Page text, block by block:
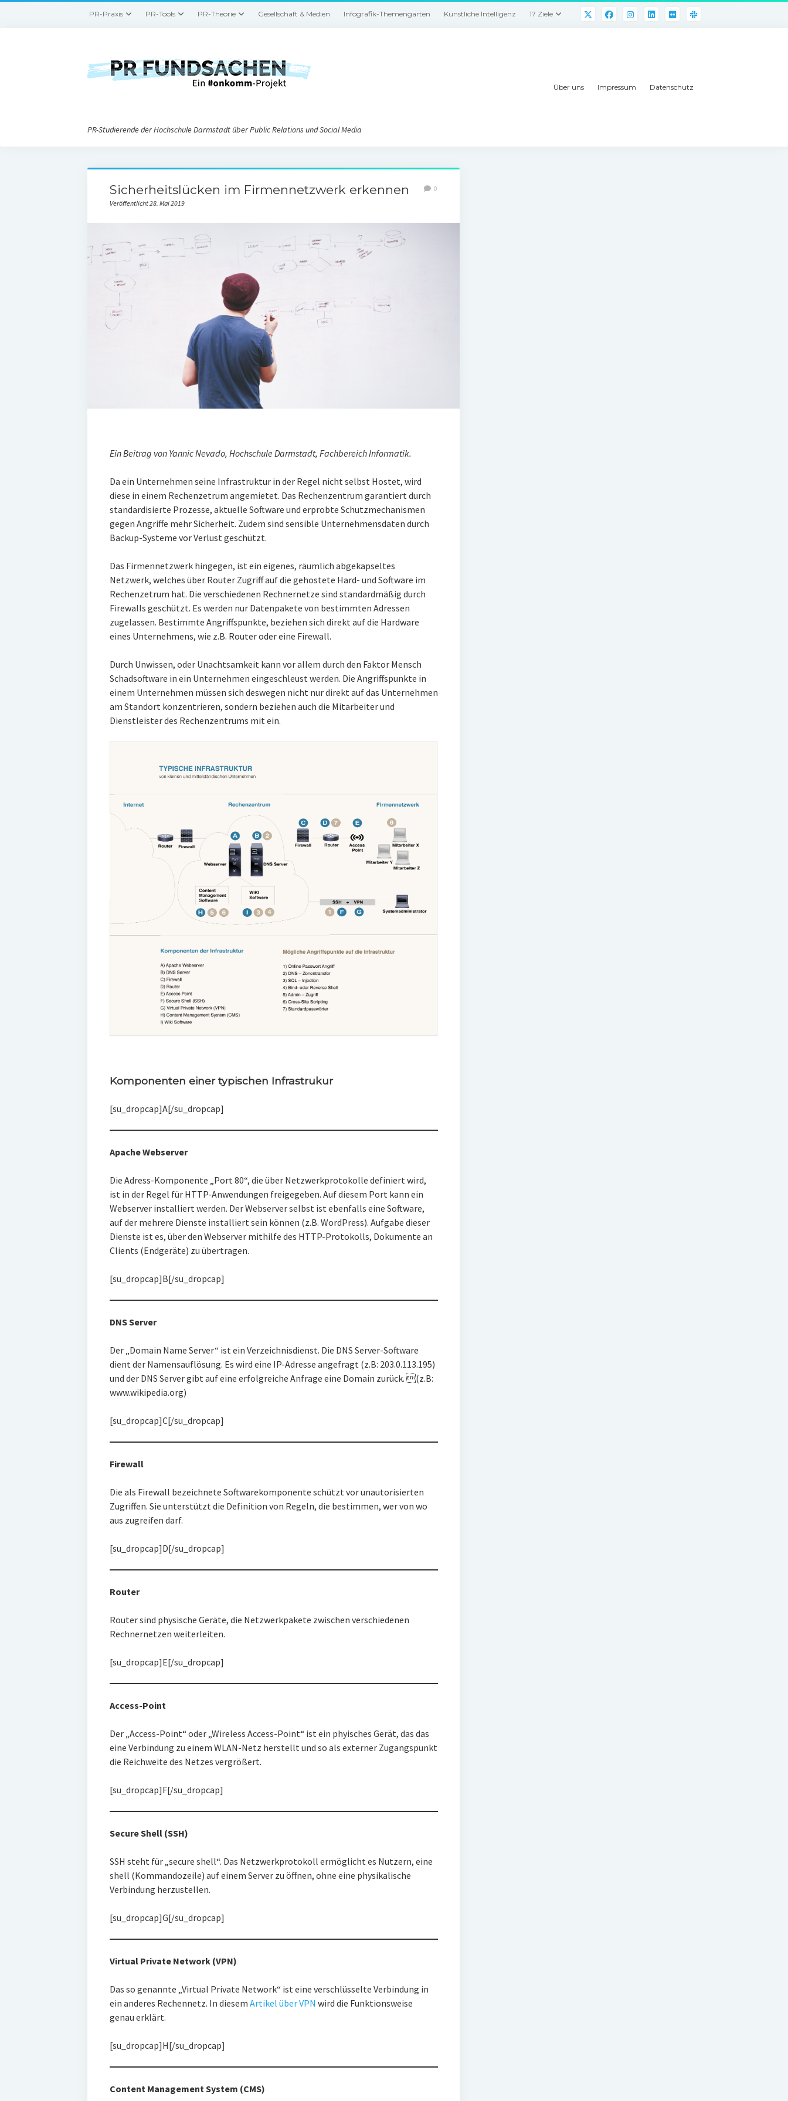
PR-Praxis PR-Tools PR-Theorie Gesellschaft & Medien Infografik-Themengarten Künstliche Intelligenz 17 Ziele
PR-Studierende der Hochschule Darmstadt über Public Relations und Social Media
Über uns Impressum Datenschutz
Sicherheitslücken im Firmennetzwerk erkennen
Veröffentlicht 28. Mai 2019
0
Ein Beitrag von Yannic Nevado, Hochschule Darmstadt, Fachbereich Informatik.
Da ein Unternehmen seine Infrastruktur in der Regel nicht selbst Hostet, wird
diese in einem Rechenzetrum angemietet. Das Rechenzentrum garantiert durch
standardisierte Prozesse, aktuelle Software und erprobte Schutzmechanismen
gegen Angriffe mehr Sicherheit. Zudem sind sensible Unternehmensdaten durch
Backup-Systeme vor Verlust geschützt.
Das Firmennetzwerk hingegen, ist ein eigenes, räumlich abgekapseltes
Netzwerk, welches über Router Zugriff auf die gehostete Hard- und Software im
Rechenzetrum hat. Die verschiedenen Rechnernetze sind standardmäßig durch
Firewalls geschützt. Es werden nur Datenpakete von bestimmten Adressen
zugelassen. Bestimmte Angriffspunkte, beziehen sich direkt auf die Hardware
eines Unternehmens, wie z.B. Router oder eine Firewall.
Durch Unwissen, oder Unachtsamkeit kann vor allem durch den Faktor Mensch
Schadsoftware in ein Unternehmen eingeschleust werden. Die Angriffspunkte in
einem Unternehmen müssen sich deswegen nicht nur direkt auf das Unternehmen
am Standort konzentrieren, sondern beziehen auch die Mitarbeiter und
Dienstleister des Rechenzentrums mit ein.
Komponenten einer typischen Infrastrukur
[su_dropcap]A[/su_dropcap]
Apache Webserver
Die Adress-Komponente „Port 80“, die über Netzwerkprotokolle definiert wird,
ist in der Regel für HTTP-Anwendungen freigegeben. Auf diesem Port kann ein
Webserver installiert werden. Der Webserver selbst ist ebenfalls eine Software,
auf der mehrere Dienste installiert sein können (z.B. WordPress). Aufgabe dieser
Dienste ist es, über den Webserver mithilfe des HTTP-Protokolls, Dokumente an
Clients (Endgeräte) zu übertragen.
[su_dropcap]B[/su_dropcap]
DNS Server
Der „Domain Name Server“ ist ein Verzeichnisdienst. Die DNS Server-Software
dient der Namensauflösung. Es wird eine IP-Adresse angefragt (z.B: 203.0.113.195)
und der DNS Server gibt auf eine erfolgreiche Anfrage eine Domain zurück. (z.B:
www.wikipedia.org)
[su_dropcap]C[/su_dropcap]
Firewall
Die als Firewall bezeichnete Softwarekomponente schützt vor unautorisierten
Zugriffen. Sie unterstützt die Definition von Regeln, die bestimmen, wer von wo
aus zugreifen darf.
[su_dropcap]D[/su_dropcap]
Router
Router sind physische Geräte, die Netzwerkpakete zwischen verschiedenen
Rechnernetzen weiterleiten.
[su_dropcap]E[/su_dropcap]
Access-Point
Der „Access-Point“ oder „Wireless Access-Point“ ist ein phyisches Gerät, das das
eine Verbindung zu einem WLAN-Netz herstellt und so als externer Zugangspunkt
die Reichweite des Netzes vergrößert.
[su_dropcap]F[/su_dropcap]
Secure Shell (SSH)
SSH steht für „secure shell“. Das Netzwerkprotokoll ermöglicht es Nutzern, eine
shell (Kommandozeile) auf einem Server zu öffnen, ohne eine physikalische
Verbindung herzustellen.
[su_dropcap]G[/su_dropcap]
Virtual Private Network (VPN)
Das so genannte „Virtual Private Network“ ist eine verschlüsselte Verbindung in
ein anderes Rechennetz. In diesem Artikel über VPN wird die Funktionsweise
genau erklärt.
[su_dropcap]H[/su_dropcap]
Content Management System (CMS)